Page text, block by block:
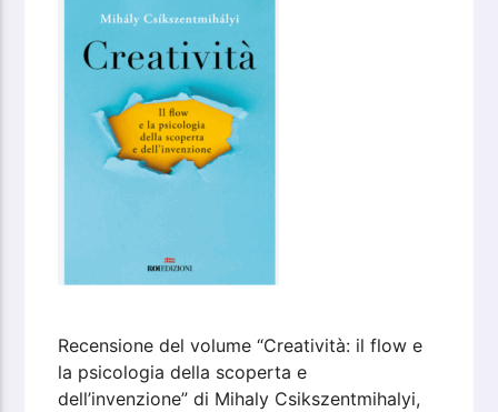
Recensione del volume “Creatività: il flow e
la psicologia della scoperta e
dell’invenzione” di Mihaly Csikszentmihalyi,